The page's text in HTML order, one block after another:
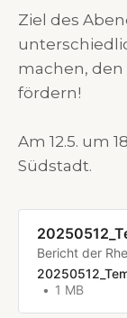
Ziel des
machen, den
fördern!
Am 12.5. um
Südstadt.
Bericht der
1 MB